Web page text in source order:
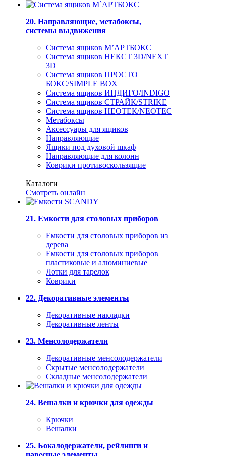
20. Направляющие, метабоксы,
системы выдвижения
Система ящиков М’АРТБОКС
Система ящиков НЕКСТ 3D/NEXT
3D
Система ящиков ПРОСТО
БОКС/SIMPLE BOX
Система ящиков ИНДИГО/INDIGO
Система ящиков СТРАЙК/STRIKE
Система ящиков НЕОТЕК/NEOTEC
Метабоксы
Аксессуары для ящиков
Направляющие
Ящики под духовой шкаф
Направляющие для колонн
Коврики противоскользящие
Каталоги
Смотреть онлайн
21. Емкости для столовых приборов
Емкости для столовых приборов из
дерева
Емкости для столовых приборов
пластиковые и алюминиевые
Лотки для тарелок
Коврики
22. Декоративные элементы
Декоративные накладки
Декоративные ленты
23. Менсолодержатели
Декоративные менсолодержатели
Скрытые менсолодержатели
Складные менсолодержатели
24. Вешалки и крючки для одежды
Крючки
Вешалки
25. Бокалодержатели, рейлинги и